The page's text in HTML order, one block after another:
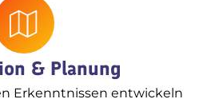
& Planung
Erkenntnissen entwickeln